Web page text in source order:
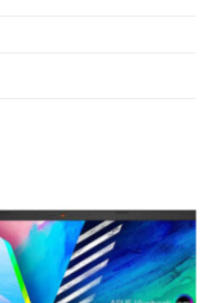
Add to
Wishlist